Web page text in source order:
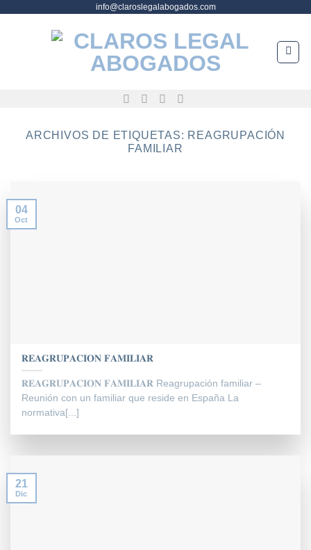
info@claroslegalabogados.com
ARCHIVOS DE ETIQUETAS: REAGRUPACIÓN
FAMILIAR
𝐑𝐄𝐀𝐆𝐑𝐔𝐏𝐀𝐂𝐈𝐎𝐍 𝐅𝐀𝐌𝐈𝐋𝐈𝐀𝐑
𝐑𝐄𝐀𝐆𝐑𝐔𝐏𝐀𝐂𝐈𝐎𝐍 𝐅𝐀𝐌𝐈𝐋𝐈𝐀𝐑 Reagrupación familiar –
Reunión con un familiar que reside en España La
normativa[...]
04
Oct
21
Dic